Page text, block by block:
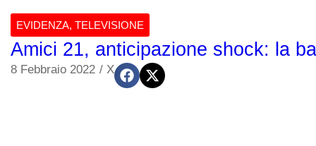
EVIDENZA, TELEVISIONE
Amici 21, anticipazione shock: la
8 Febbraio 2022 / X